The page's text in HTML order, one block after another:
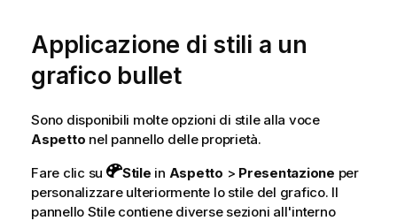
Applicazione di stili a un
grafico bullet
Sono disponibili molte opzioni di stile alla voce
Aspetto nel pannello delle proprietà.
Fare clic su
Stile in Aspetto > Presentazione per
personalizzare ulteriormente lo stile del grafico. Il
pannello Stile contiene diverse sezioni all'interno